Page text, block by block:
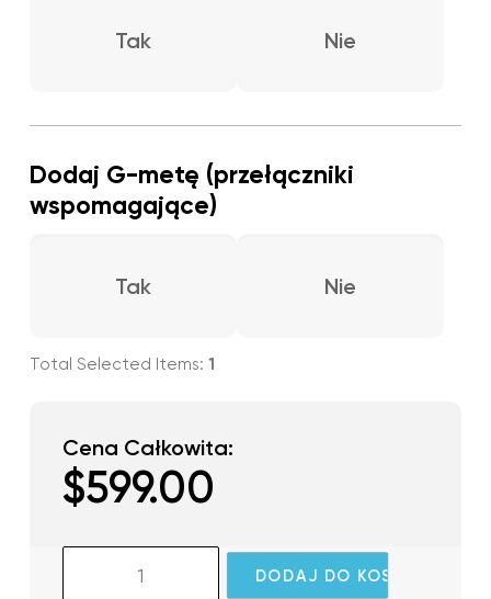
Tak Nie
Dodaj G-metę (przełączniki
wspomagające)
Tak Nie
Cena Całkowita:
$599.00
1
GlassOuse
DODAJ DO KOSZYKA